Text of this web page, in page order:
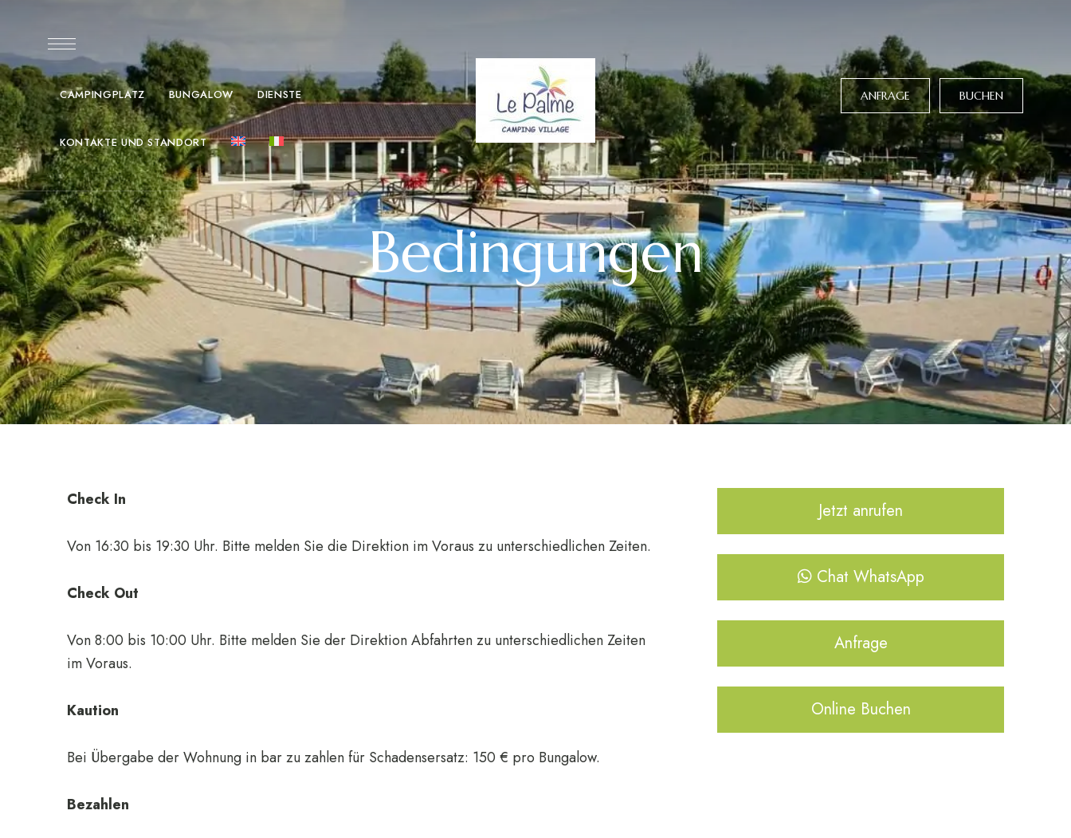
CAMPINGPLATZ BUNGALOW DIENSTE
KONTAKTE UND STANDORT
ANFRAGE BUCHEN
Bedingungen
Check In
Von 16:30 bis 19:30 Uhr. Bitte melden Sie die Direktion im Voraus zu unterschiedlichen Zeiten.
Check Out
Von 8:00 bis 10:00 Uhr. Bitte melden Sie der Direktion Abfahrten zu unterschiedlichen Zeiten
im Voraus.
Kaution
Bei Übergabe der Wohnung in bar zu zahlen für Schadensersatz: 150 € pro Bungalow.
Bezahlen
Jetzt anrufen
Chat WhatsApp
Anfrage
Online Buchen